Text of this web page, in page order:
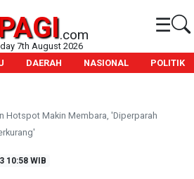
.com ☰
7th August 2026
DAERAH NASIONAL POLITIK
Hotspot Makin Membara, 'Diperparah
10:58 WIB